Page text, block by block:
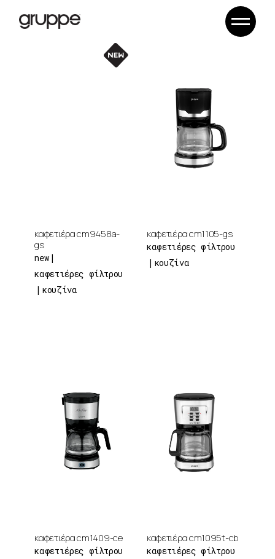
content
καφετιέρα cm9458a-
gs
new
καφετιέρες φίλτρου
κουζίνα
καφετιέρα cm1105-gs
καφετιέρες φίλτρου
κουζίνα
καφετιέρα cm1409-ce
καφετιέρες φίλτρου
καφετιέρα cm1095t-cb
καφετιέρες φίλτρου